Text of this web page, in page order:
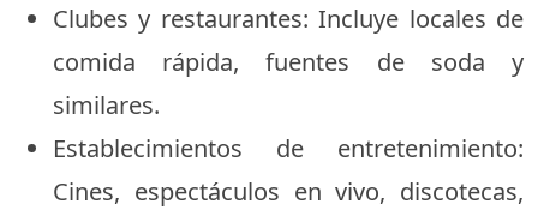
Clubes y restaurantes: Incluye locales de
comida rápida, fuentes de soda y
similares.
Establecimientos de entretenimiento:
Cines, espectáculos en vivo, discotecas,